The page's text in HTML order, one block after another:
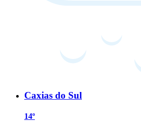
Caxias do Sul
14º